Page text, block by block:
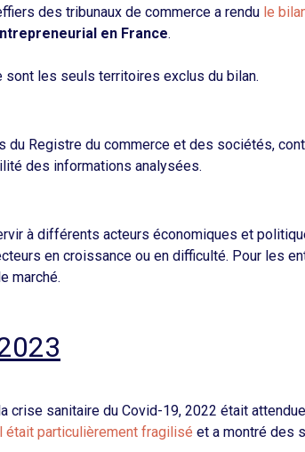
des tribunaux de commerce a rendu le
en France.
les seuls territoires exclus du bilan.
du Registre du commerce et des sociétés,
des informations analysées.
à différents acteurs économiques et
en croissance ou en difficulté. Pour les
marché.
sanitaire du Covid-19, 2022 était
était particulièrement fragilisé et a montré des